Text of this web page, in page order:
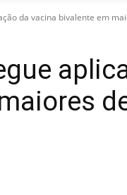
da vacina bivalente em